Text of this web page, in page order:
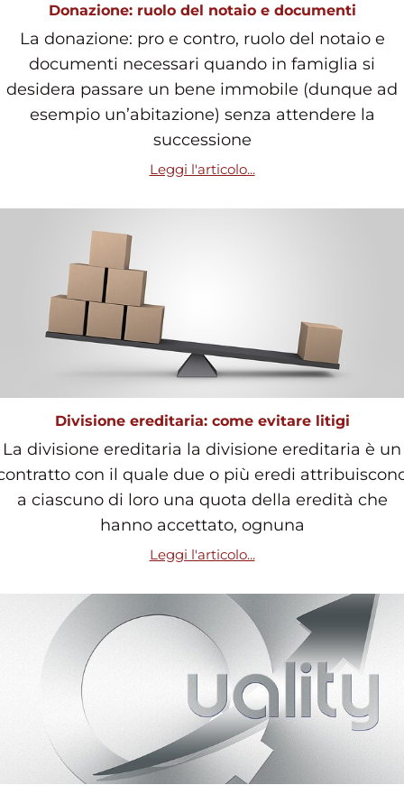
Donazione: ruolo del notaio e documenti
La donazione: pro e contro, ruolo del notaio e
documenti necessari quando in famiglia si
desidera passare un bene immobile (dunque ad
esempio un’abitazione) senza attendere la
successione
Leggi l'articolo...
Divisione ereditaria: come evitare litigi
La divisione ereditaria la divisione ereditaria è un
con il quale due o più eredi
a ciascuno di loro una quota della eredità che
hanno accettato, ognuna
Leggi l'articolo...